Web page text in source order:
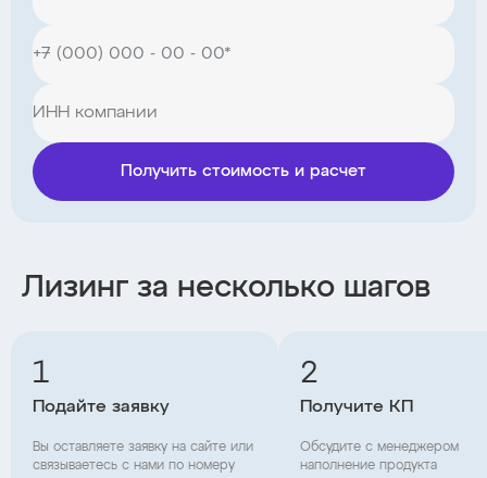
Получить стоимость и расчет
Лизинг за несколько шагов
1
Подайте заявку
Вы оставляете заявку на сайте или
связываетесь с нами по номеру
2
Получите КП
Обсудите с менеджером
наполнение продукта